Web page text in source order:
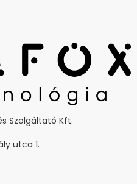
Szolgáltató Kft.
utca 1.